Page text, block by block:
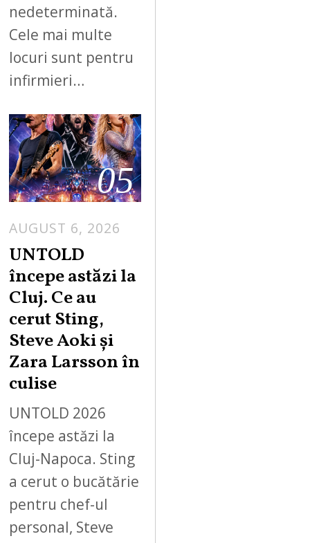
nedeterminată.
Cele mai multe
locuri sunt pentru
infirmieri…
05
AUGUST 6, 2026
UNTOLD
începe astăzi la
Cluj. Ce au
cerut Sting,
Steve Aoki și
Zara Larsson în
culise
UNTOLD 2026
începe astăzi la
Cluj-Napoca. Sting
a cerut o bucătărie
pentru chef-ul
personal, Steve